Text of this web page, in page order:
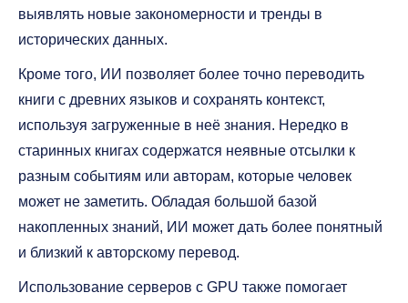
выявлять новые закономерности и тренды в
исторических данных.
Кроме того, ИИ позволяет более точно переводить
книги с древних языков и сохранять контекст,
используя загруженные в неё знания. Нередко в
старинных книгах содержатся неявные отсылки к
разным событиям или авторам, которые человек
может не заметить. Обладая большой базой
накопленных знаний, ИИ может дать более понятный
и близкий к авторскому перевод.
Использование серверов с GPU также помогает